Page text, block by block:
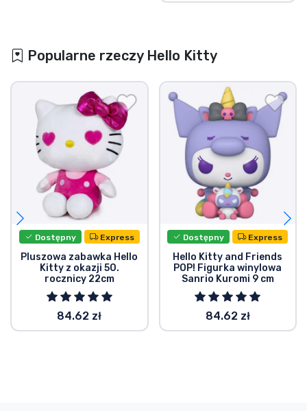
Popularne rzeczy Hello Kitty
Dostępny Express
Pluszowa zabawka Hello
Kitty z okazji 50.
rocznicy 22cm
84.62 zł
Dostępny Express
Hello Kitty and Friends
POP! Figurka winylowa
Sanrio Kuromi 9 cm
84.62 zł